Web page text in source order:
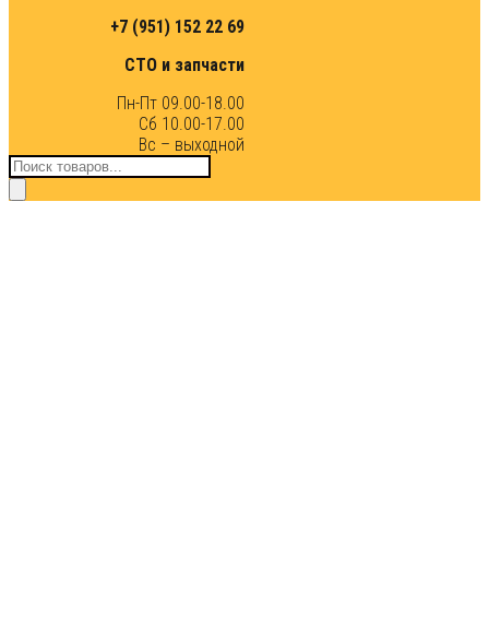
+7 (951) 152 22 69
СТО и запчасти
Пн-Пт 09.00-18.00
Сб 10.00-17.00
Вс – выходной
Поиск
товаров